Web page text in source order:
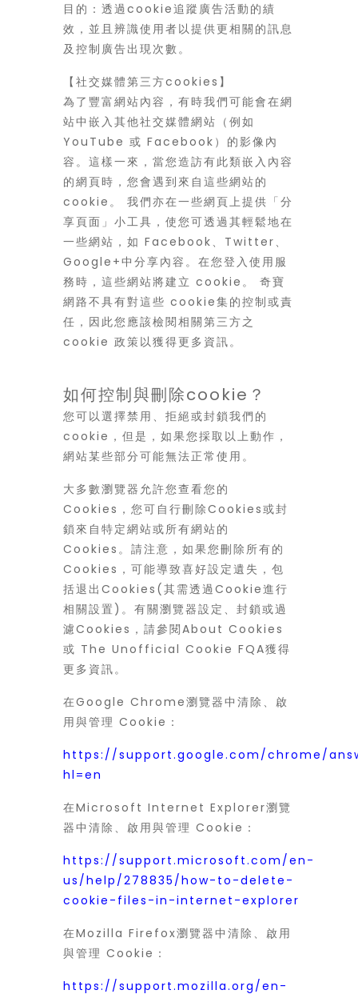
目的：透過cookie追蹤廣告活動的績
效，並且辨識使用者以提供更相關的訊息
及控制廣告出現次數。
【社交媒體第三方cookies】
為了豐富網站內容，有時我們可能會在網
站中嵌入其他社交媒體網站（例如
YouTube 或 Facebook）的影像內
容。這樣一來，當您造訪有此類嵌入內容
的網頁時，您會遇到來自這些網站的
cookie。 我們亦在一些網頁上提供「分
享頁面」小工具，使您可透過其輕鬆地在
一些網站，如 Facebook、Twitter、
Google+中分享內容。在您登入使用服
務時，這些網站將建立 cookie。 奇寶
網路不具有對這些 cookie集的控制或責
任，因此您應該檢閱相關第三方之
cookie 政策以獲得更多資訊。
如何控制與刪除cookie？
您可以選擇禁用、拒絕或封鎖我們的
cookie，但是，如果您採取以上動作，
網站某些部分可能無法正常使用。
大多數瀏覽器允許您查看您的
Cookies，您可自行刪除Cookies或封
鎖來自特定網站或所有網站的
Cookies。請注意，如果您刪除所有的
Cookies，可能導致喜好設定遺失，包
括退出Cookies(其需透過Cookie進行
相關設置)。有關瀏覽器設定、封鎖或過
濾Cookies，請參閱About Cookies
或 The Unofficial Cookie FQA獲得
更多資訊。
在Google Chrome瀏覽器中清除、啟
用與管理 Cookie：
https://support.google.com/chrome/
hl=en
在Microsoft Internet Explorer瀏覽
器中清除、啟用與管理 Cookie：
https://support.microsoft.com/en-
us/help/278835/how-to-delete-
cookie-files-in-internet-explorer
在Mozilla Firefox瀏覽器中清除、啟用
與管理 Cookie：
https://support.mozilla.org/en-